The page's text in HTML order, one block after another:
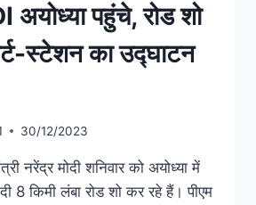
पहुंचे, रोड शो
स्टेशन का उद्घाटन
30/12/2023
नरेंद्र मोदी शनिवार को अयोध्या में
8 किमी लंबा रोड शो कर रहे हैं। पीएम